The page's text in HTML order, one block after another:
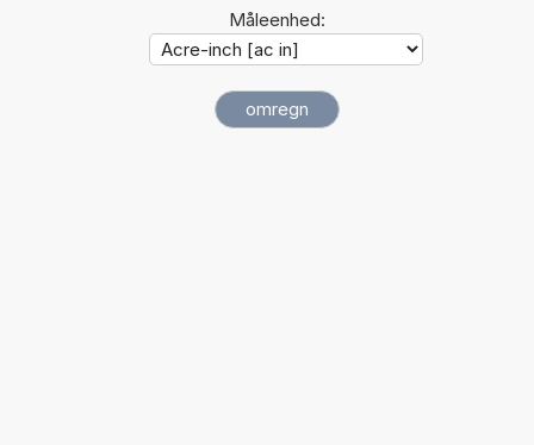
Måleenhed: